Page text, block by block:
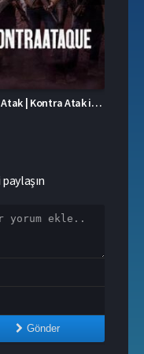
Karşı Atak | Kontra Atak izle
Gönder